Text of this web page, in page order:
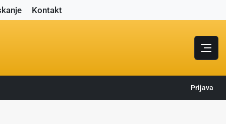
Kontakt
Prijava